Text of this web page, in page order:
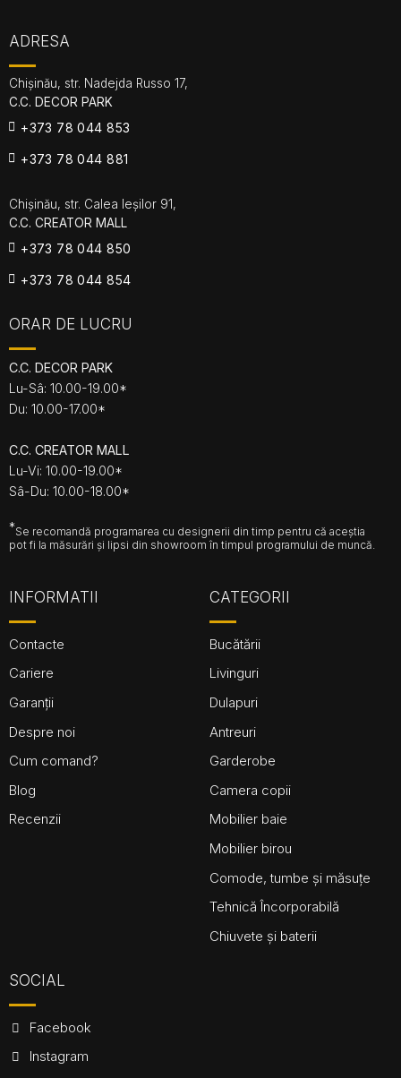
ADRESA
Chișinău, str. Nadejda Russo 17,
C.C. DECOR PARK
+373 78 044 853
+373 78 044 881
Chișinău, str. Calea Ieșilor 91,
C.C. CREATOR MALL
+373 78 044 850
+373 78 044 854
ORAR DE LUCRU
C.C. DECOR PARK
Lu-Sâ: 10.00-19.00*
Du: 10.00-17.00*
C.C. CREATOR MALL
Lu-Vi: 10.00-19.00*
Sâ-Du: 10.00-18.00*
*Se recomandă programarea cu designerii din timp pentru că aceștia
pot fi la măsurări și lipsi din showroom în timpul programului de muncă.
INFORMATII
Contacte
Cariere
Garanții
Despre noi
Cum comand?
Blog
Recenzii
CATEGORII
Bucătării
Livinguri
Dulapuri
Antreuri
Garderobe
Camera copii
Mobilier baie
Mobilier birou
Comode, tumbe și măsuțe
Tehnică Încorporabilă
Chiuvete și baterii
SOCIAL
Facebook
Instagram